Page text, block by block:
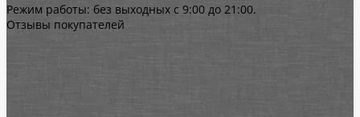
Режим работы: без выходных с 9:00 до 21:00.
Отзывы покупателей